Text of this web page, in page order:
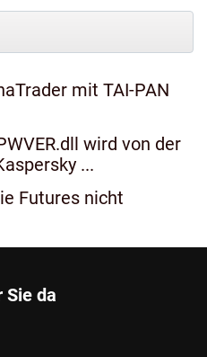
mit TAI-PAN
wird von der
...
Futures nicht
Sie da